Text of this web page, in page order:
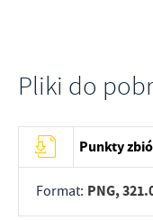
Pliki do
Punkty
Format: PNG,